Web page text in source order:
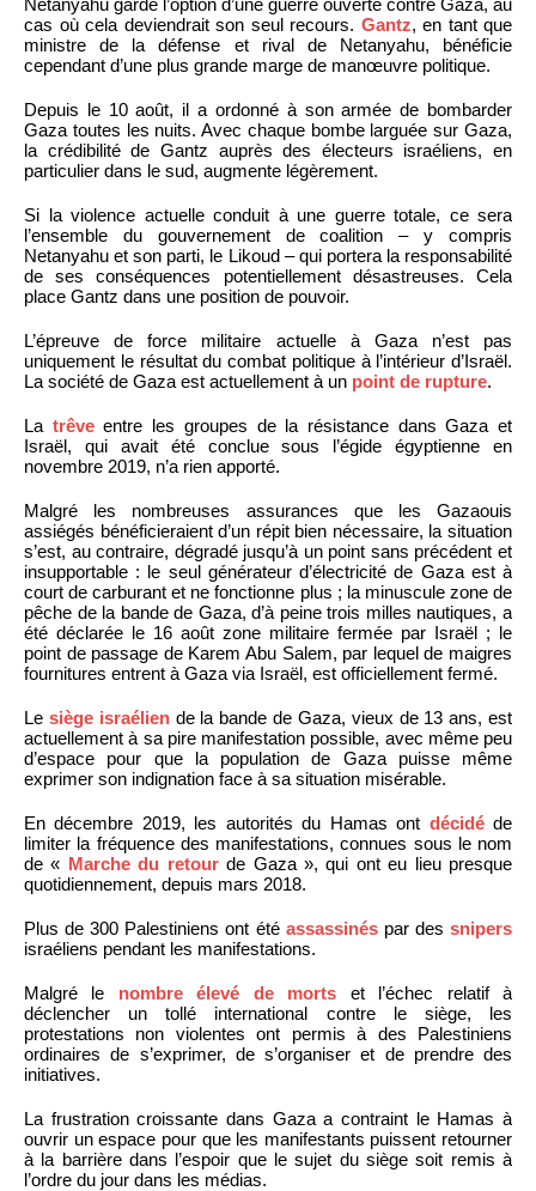
cas où cela deviendrait son seul recours. Gantz, en tant que
ministre de la défense et rival de Netanyahu, bénéficie
cependant d’une plus grande marge de manœuvre politique.
Depuis le 10 août, il a ordonné à son armée de bombarder
Gaza toutes les nuits. Avec chaque bombe larguée sur Gaza,
la crédibilité de Gantz auprès des électeurs israéliens, en
particulier dans le sud, augmente légèrement.
Si la violence actuelle conduit à une guerre totale, ce sera
l’ensemble du gouvernement de coalition – y compris
Netanyahu et son parti, le Likoud – qui portera la responsabilité
de ses conséquences potentiellement désastreuses. Cela
place Gantz dans une position de pouvoir.
L’épreuve de force militaire actuelle à Gaza n’est pas
uniquement le résultat du combat politique à l’intérieur d’Israël.
La société de Gaza est actuellement à un point de rupture.
La trêveentre les groupes de la résistance dans Gaza et
Israël, qui avait été conclue sous l’égide égyptienne en
novembre 2019, n’a rien apporté.
Malgré les nombreuses assurances que les Gazaouis
assiégés bénéficieraient d’un répit bien nécessaire, la situation
s’est, au contraire, dégradé jusqu’à un point sans précédent et
insupportable : le seul générateur d’électricité de Gaza est à
court de carburant et ne fonctionne plus ; la minuscule zone de
pêche de la bande de Gaza, d’à peine trois milles nautiques, a
été déclarée le 16 août zone militaire fermée par Israël ; le
point de passage de Karem Abu Salem, par lequel de maigres
fournitures entrent à Gaza via Israël, est officiellement fermé.
Le siège israéliende la bande de Gaza, vieux de 13 ans, est
actuellement à sa pire manifestation possible, avec même peu
d’espace pour que la population de Gaza puisse même
exprimer son indignation face à sa situation misérable.
En décembre 2019, les autorités du Hamas ont décidéde
limiter la fréquence des manifestations, connues sous le nom
de « Marche du retourde Gaza », qui ont eu lieu presque
quotidiennement, depuis mars 2018.
Plus de 300 Palestiniens ont été assassinéspar dessnipers
israéliens pendant les manifestations.
Malgré le nombre élevé de morts et l’échec relatif à
déclencher un tollé international contre le siège, les
protestations non violentes ont permis à des Palestiniens
ordinaires de s’exprimer, de s’organiser et de prendre des
initiatives.
La frustration croissante dans Gaza a contraint le Hamas à
ouvrir un espace pour que les manifestants puissent retourner
à la barrière dans l’espoir que le sujet du siège soit remis à
l’ordre du jour dans les médias.